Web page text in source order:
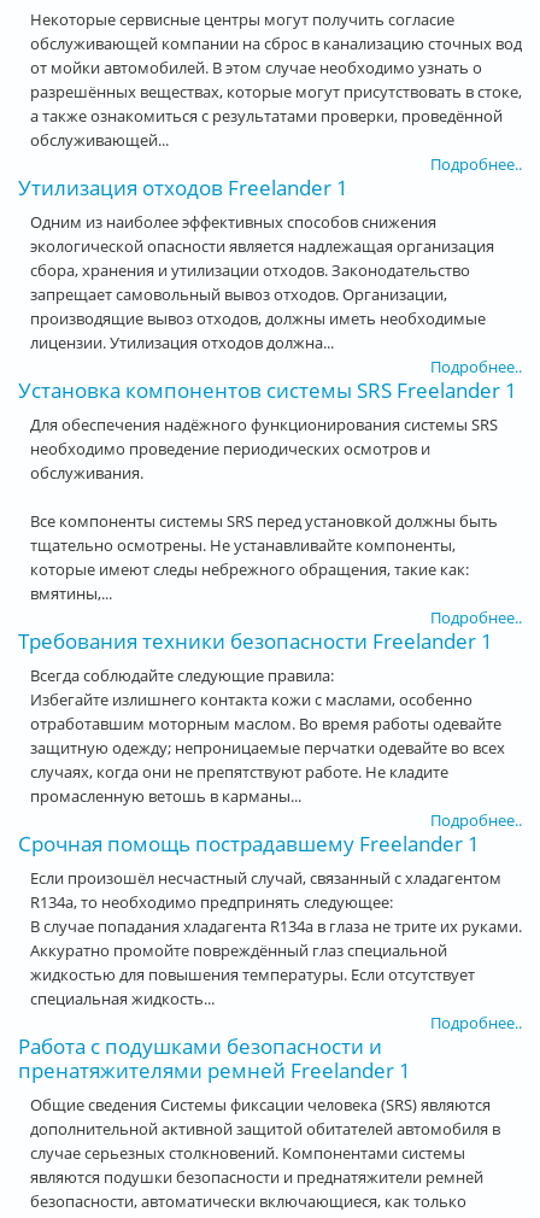
Некоторые сервисные центры могут получить согласие
обслуживающей компании на сброс в канализацию сточных вод
от мойки автомобилей. В этом случае необходимо узнать о
разрешённых веществах, которые могут присутствовать в стоке,
а также ознакомиться с результатами проверки, проведённой
обслуживающей...
Подробнее..
Утилизация отходов Freelander 1
Одним из наиболее эффективных способов снижения
экологической опасности является надлежащая организация
сбора, хранения и утилизации отходов. Законодательство
запрещает самовольный вывоз отходов. Организации,
производящие вывоз отходов, должны иметь необходимые
лицензии. Утилизация отходов должна...
Подробнее..
Установка компонентов системы SRS Freelander 1
Для обеспечения надёжного функционирования системы SRS
необходимо проведение периодических осмотров и
обслуживания.
Все компоненты системы SRS перед установкой должны быть
тщательно осмотрены. Не устанавливайте компоненты,
которые имеют следы небрежного обращения, такие как:
вмятины,...
Подробнее..
Требования техники безопасности Freelander 1
Всегда соблюдайте следующие правила:
Избегайте излишнего контакта кожи с маслами, особенно
отработавшим моторным маслом. Во время работы одевайте
защитную одежду; непроницаемые перчатки одевайте во всех
случаях, когда они не препятствуют работе. Не кладите
промасленную ветошь в карманы...
Подробнее..
Срочная помощь пострадавшему Freelander 1
Если произошёл несчастный случай, связанный с хладагентом
R134a, то необходимо предпринять следующее:
В случае попадания хладагента R134a в глаза не трите их руками.
Аккуратно промойте повреждённый глаз специальной
жидкостью для повышения температуры. Если отсутствует
специальная жидкость...
Подробнее..
Работа с подушками безопасности и
пренатяжителями ремней Freelander 1
Общие сведения Системы фиксации человека (SRS) являются
дополнительной активной защитой обитателей автомобиля в
случае серьезных столкновений. Компонентами системы
являются подушки безопасности и преднатяжители ремней
безопасности, автоматически включающиеся, как только